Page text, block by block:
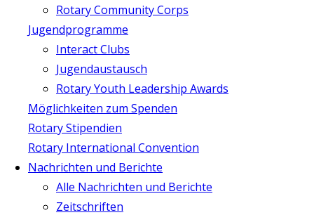
Rotary Community Corps
Jugendprogramme
Interact Clubs
Jugendaustausch
Rotary Youth Leadership Awards
Möglichkeiten zum Spenden
Rotary Stipendien
Rotary International Convention
Nachrichten und Berichte
Alle Nachrichten und Berichte
Zeitschriften